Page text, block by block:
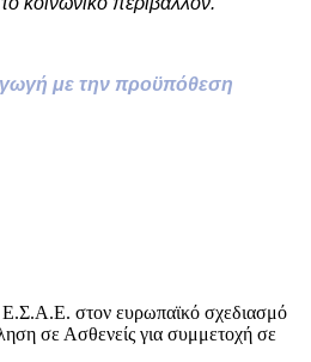
με την προϋπόθεση